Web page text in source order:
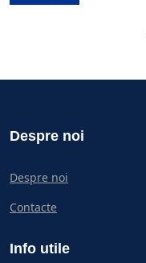
Despre noi
Despre noi
Contacte
Info utile